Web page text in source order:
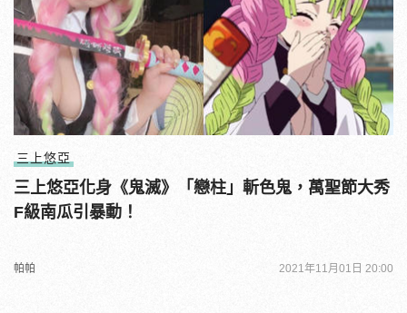
三上悠亞
三上悠亞化身《鬼滅》「戀柱」斬色鬼，萬聖節大秀
F級南瓜引暴動！
帕帕 2021年11月01日 20:00